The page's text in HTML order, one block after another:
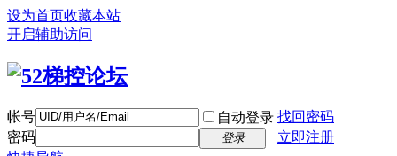
设为首页收藏本站
开启辅助访问
帐号 自动登录 找回密码
密码
登录
立即注册